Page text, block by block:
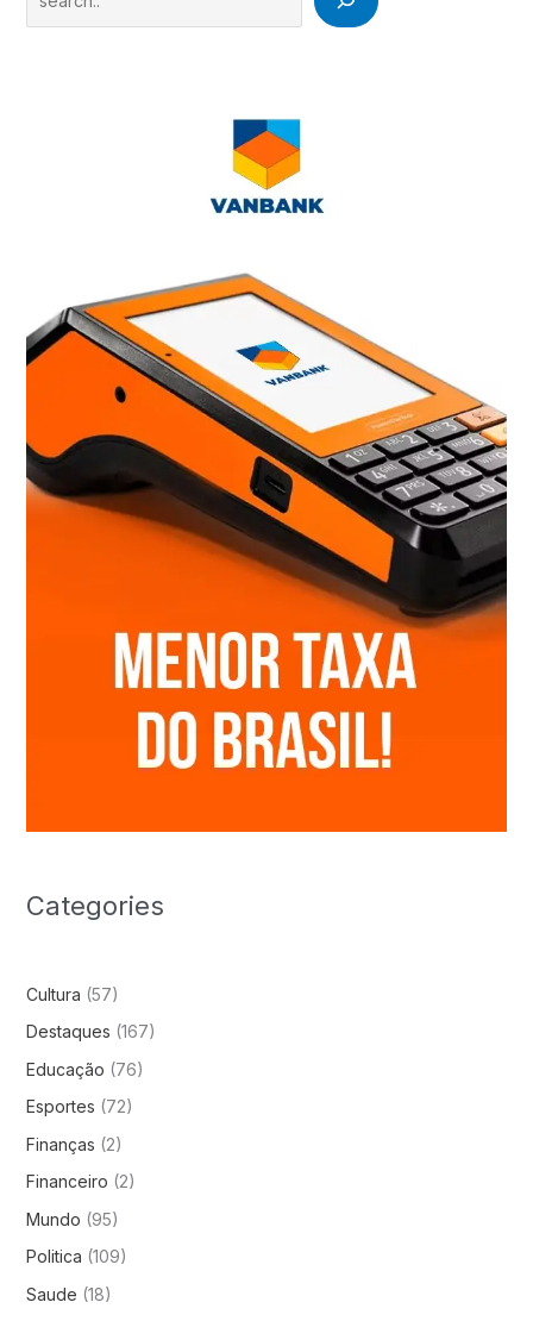
Categories
Cultura (57)
Destaques (167)
Educação (76)
Esportes (72)
Finanças (2)
Financeiro (2)
Mundo (95)
Politica (109)
Saude (18)